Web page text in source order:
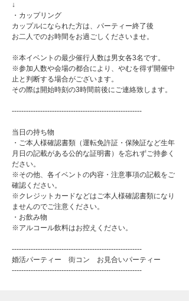
↓
・カップリング
カップルになられた方は、パーティー終了後
お二人でのお時間をお過ごしくださいませ。
※本イベントの最少催行人数は男女各3名です。
※参加人数や会場の都合により、やむを得ず開催中
止と判断する場合がございます。
その際は開始時刻の3時間前後にご連絡致します。
-------------------------------------------------------
当日の持ち物
・ご本人様確認書類（運転免許証・保険証など生年
月日の記載がある公的な証明書）を忘れずご持参く
ださい。
※その他、各イベントの内容・注意事項の記載をご
確認ください。
※クレジットカードなどはご本人様確認書類になり
ませんのでご注意ください。
・お飲み物
※アルコール飲料はお控えください。
-------------------------------------------------------
婚活パーティー 街コン お見合いパーティー
-------------------------------------------------------